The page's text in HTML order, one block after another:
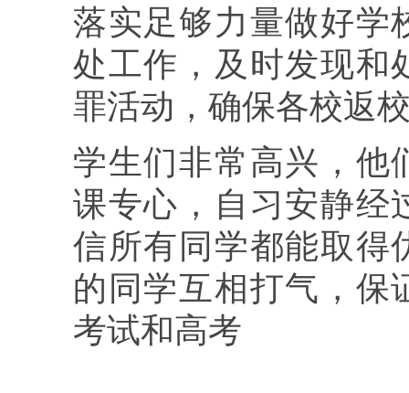
落实足够力量做好学
处工作，及时发现和
罪活动，确保各校返
学生们非常高兴，他
课专心，自习安静经
信所有同学都能取得
的同学互相打气，保
考试和高考